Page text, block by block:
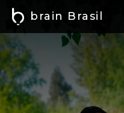
brain Brasil